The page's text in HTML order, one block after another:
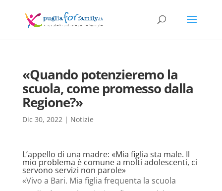
«Quando potenzieremo la
scuola, come promesso dalla
Regione?»
Dic 30, 2022| Notizie
L’appello di una madre: «Mia figlia sta male. Il
mio problema è comune a molti adolescenti, ci
servono servizi non parole»
«Vivo a Bari. Mia figlia frequenta la scuola